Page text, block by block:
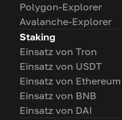
Polygon-Explorer
Avalanche-Explorer
Staking
Einsatz von Tron
Einsatz von USDT
Einsatz von Ethereum
Einsatz von BNB
Einsatz von DAI